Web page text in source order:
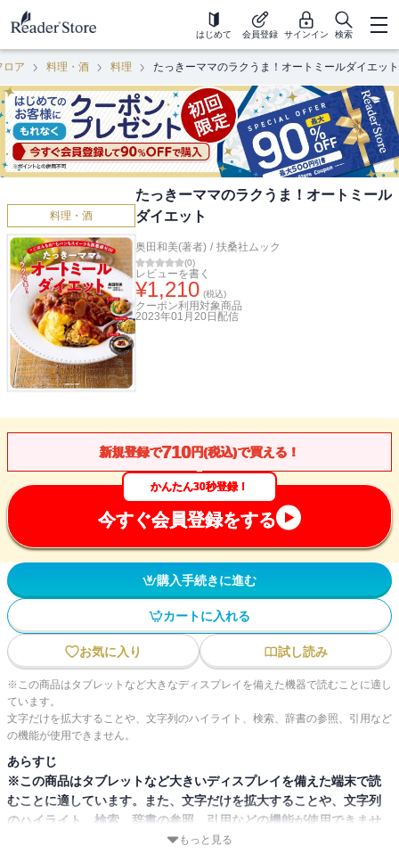
はじめて 会員登録 サインイン 検索
ロア 料理・酒 料理 たっきーママのラクうま！オートミールダイエット
料理・酒
たっきーママのラクうま！オートミール
ダイエット
奥田和美(著者) / 扶桑社ムック
(0)
レビューを書く
¥1,210 (税込)
クーポン利用対象商品
2023年01月20日 配信
新規登録で710円(税込)で買える！
かんたん30秒登録！
今すぐ会員登録をする
購入手続きに進む
カートに入れる
お気に入り 試し読み
※この商品はタブレットなど大きなディスプレイを備えた機器で読むことに適し
ています。
文字だけを拡大することや、文字列のハイライト、検索、辞書の参照、引用など
の機能が使用できません。
あらすじ
※この商品はタブレットなど大きいディスプレイを備えた端末で読
むことに適しています。また、文字だけを拡大することや、文字列
のハイライト、検索、辞書の参照、引用などの機能が使用できませ
もっと見る